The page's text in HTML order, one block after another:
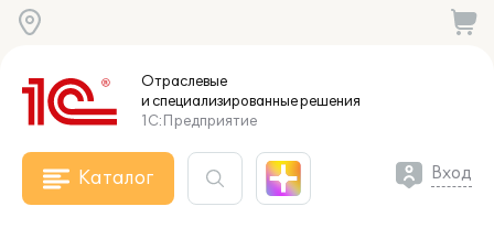
Отраслевые
и специализированныерешения
1С:Предприятие
Каталог Вход